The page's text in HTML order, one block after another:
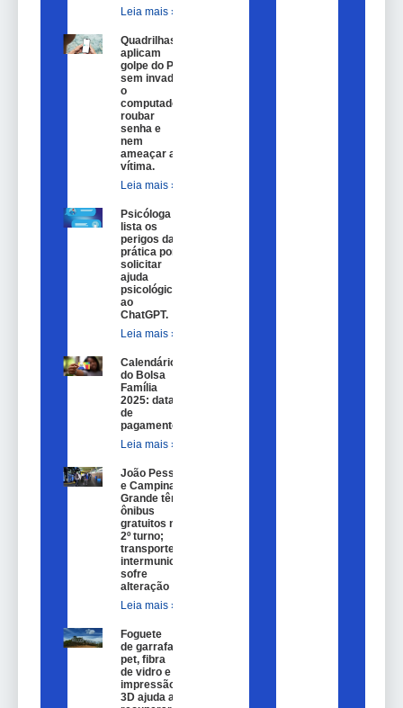
Leia mais »
Quadrilhas
aplicam
golpe do Pix
sem invadir
o
computador,
roubar
senha e
nem
ameaçar a
vítima.
Leia mais »
Psicóloga
lista os
perigos da
prática por
solicitar
ajuda
psicológica
ao
ChatGPT.
Leia mais »
Calendário
do Bolsa
Família
2025: datas
de
pagamento.
Leia mais »
João Pessoa
e Campina
Grande têm
ônibus
gratuitos no
2º turno;
transporte
intermunicipal
sofre
alteração
Leia mais »
Foguete
de garrafa
pet, fibra
de vidro e
impressão
3D ajuda a